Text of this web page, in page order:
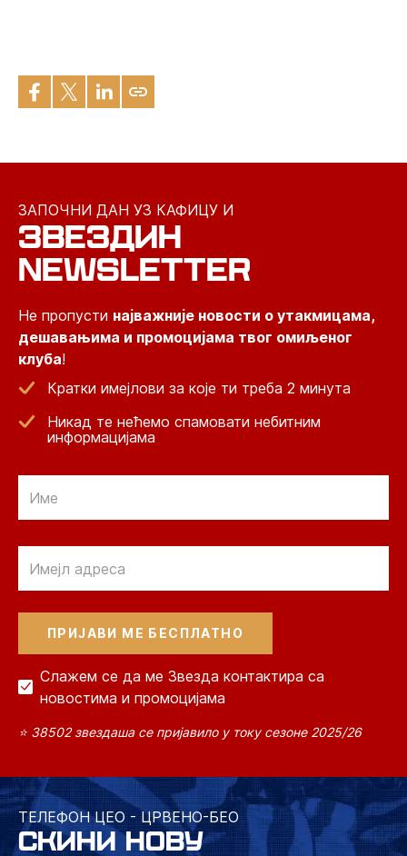
ЗАПОЧНИ ДАН УЗ КАФИЦУ И
ЗВЕЗДИН
NEWSLETTER
Не пропусти најважније новости о утакмицама,
дешавањима и промоцијама твог омиљеног
клуба!
Кратки имејлови за које ти треба 2 минута
Никад те нећемо спамовати небитним
информацијама
Слажем се да ме Звезда контактира са
новостима и промоцијама
⭐ 38502 звездаша се пријавило у току сезоне 2025/26
ТЕЛЕФОН ЦЕО - ЦРВЕНО-БЕО
СКИНИ НОВУ